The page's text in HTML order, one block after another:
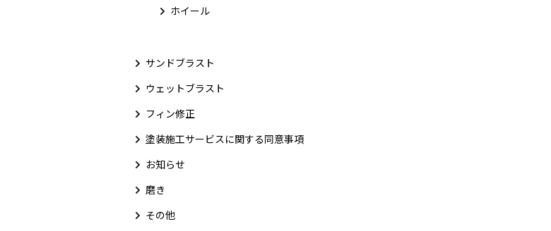
ホイール
サンドブラスト
ウェットブラスト
フィン修正
塗装施工サービスに関する同意事項
お知らせ
磨き
その他